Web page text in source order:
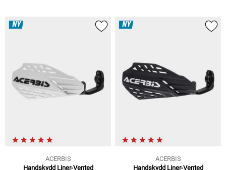
NY
ACERBIS
Handskydd Liner-Vented
NY
ACERBIS
Handskydd Liner-Vented